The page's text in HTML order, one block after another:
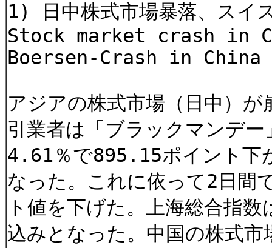
1) 日中株式市場暴落、ス
Stock market crash in
Boersen-Crash in
アジアの株式市場（日中）
引業者は「ブラックマンデ
4.61％で895.15ポイント下
なった。これに依って2日
ト値を下げた。上海総合指
込みとなった。中国の株式